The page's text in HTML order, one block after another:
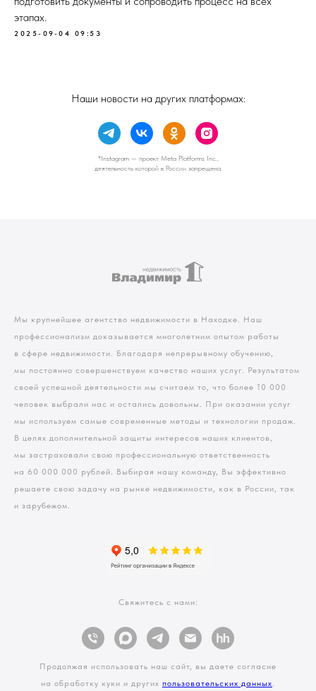
этапах.
2025-09-04 09:53
Наши новости на других платформах:
*Instagram — проект Meta Platforms Inc.,
деятельность которой в России запрещена.
Мы крупнейшее агентство недвижимости в Находке. Наш
профессионализм доказывается многолетним опытом работы
в сфере недвижимости. Благодаря непрерывному обучению,
мы постоянно совершенствуем качество наших услуг. Результатом
своей успешной деятельности мы считаем то, что более 10 000
человек выбрали нас и остались довольны. При оказании услуг
мы используем самые современные методы и технологии продаж.
В целях дополнительной защиты интересов наших клиентов,
мы застраховали свою профессиональную ответственность
на 60 000 000 рублей. Выбирая нашу команду, Вы эффективно
решаете свою задачу на рынке недвижимости, как в России, так
и зарубежом.
Свяжитесь с нами:
Продолжая использовать наш сайт, вы даете согласие
на обработку куки и других пользовательских данных